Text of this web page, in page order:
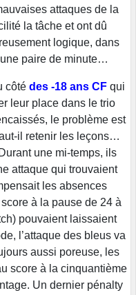
attaques de la
la tâche et ont dû
logique, dans
paire de minute…
côté des -18 ans CF qui
leur place dans le trio
le problème est
il retenir les leçons…
une mi-temps, ils
attaque qui trouvaient
les absences
à la pause de 24 à
pouvaient laissaient
l’attaque des bleus va
aussi poreuse, les
score à la cinquantième
Un dernier pénalty